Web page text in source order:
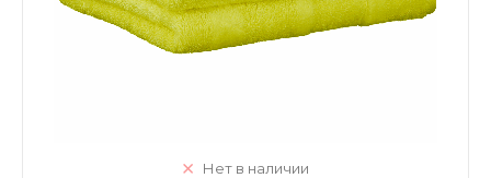
Нет в наличии